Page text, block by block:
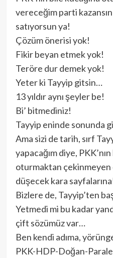
vereceğim parti
satıyorsun ya!
Çözüm önerisi yok!
Fikir beyan etmek yok!
Teröre dur demek yok!
Yeter ki Tayyip gitsin…
13 yıldır aynı şeyler be!
Bi’ bitmediniz!
Tayyip eninde sonunda
Ama sizi de tarih, sırf
yapacağım diye,
oturmaktan çekinmeyen
düşecek kara
Bizlere de, Tayyip’ten
Yetmedi mi bu kadar
çift sözümüz var…
Ben kendi adıma,
PKK-HDP-Doğan-